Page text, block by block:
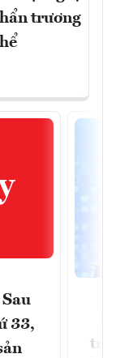
trương
33,